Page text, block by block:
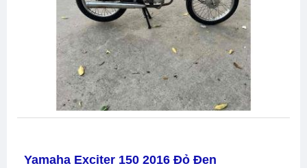
Yamaha Exciter 150 2016 Đỏ Đen